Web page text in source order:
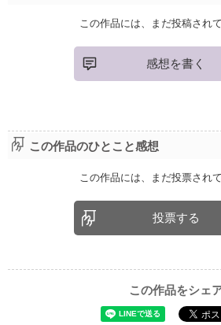
この作品には、まだ投稿されて
感想を書く
この作品のひとこと感想
この作品には、まだ投票されて
投票する
この作品をシェ